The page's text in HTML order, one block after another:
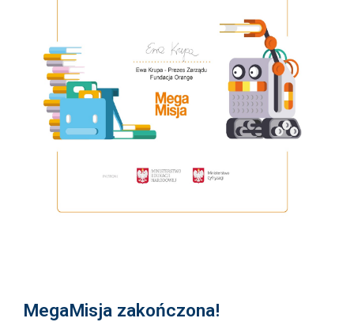
MegaMisja zakończona!